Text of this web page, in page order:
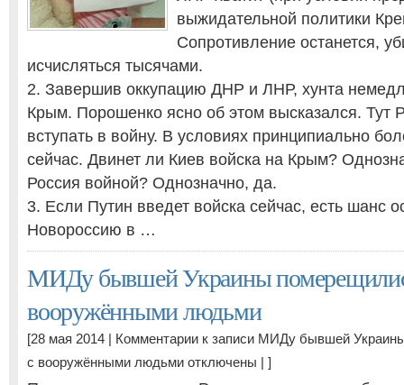
выжидательной политики
Сопротивление останется,
исчисляться тысячами.
2. Завершив оккупацию ДНР и ЛНР, хунта
Крым. Порошенко ясно об этом высказался. Тут
вступать в войну. В условиях принципиально
сейчас. Двинет ли Киев войска на Крым?
Россия войной? Однозначно, да.
3. Если Путин введет войска сейчас, есть шанс
Новороссию в …
МИДу бывшей Украины
вооружёнными людьми
[28 мая 2014 | Комментарии к записи МИДу бывшей
с вооружёнными людьми отключены | ]